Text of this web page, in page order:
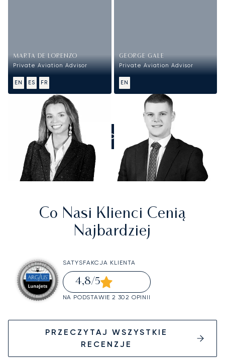
MARTA DE LORENZO
Private Aviation Advisor
EN ES FR
GEORGE GALE
Private Aviation Advisor
EN
ZADZWOŃCIE DO NAS
Co Nasi Klienci Cenią
Najbardziej
SATYSFAKCJA KLIENTA
4,8/5
NA PODSTAWIE 2 302 OPINII
PRZECZYTAJ WSZYSTKIE
RECENZJE